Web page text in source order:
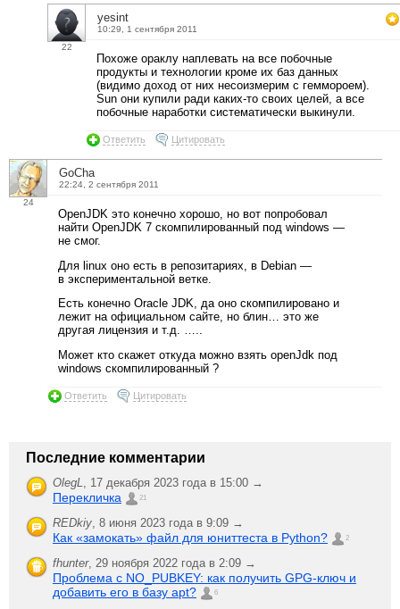
22
yesint
10:29, 1 сентября 2011
Похоже ораклу наплевать на все побочные
продукты и технологии кроме их баз данных
(видимо доход от них несоизмерим с геммороем).
Sun они купили ради каких-то своих целей, а все
побочные наработки систематически выкинули.
Ответить Цитировать
24
GoCha
22:24, 2 сентября 2011
OpenJDK это конечно хорошо, но вот попробовал
найти OpenJDK 7 скомпилированный под windows —
не смог.
Для linux оно есть в репозитариях, в Debian —
в экспериментальной ветке.
Есть конечно Oracle JDK, да оно скомпилировано и
лежит на официальном сайте, но блин… это же
другая лицензия и т.д. …..
Может кто скажет откуда можно взять openJdk под
windows скомпилированный ?
Ответить Цитировать
Последние комментарии
OlegL 17 декабря 2023 года в 15:00 →
Перекличка 21
REDkiy 8 июня 2023 года в 9:09 →
Как «замокать» файл для юниттеста в Python? 2
fhunter, 29 ноября 2022 года в 2:09 →
Проблема с NO_PUBKEY: как получить GPG-ключ и
добавить его в базу apt?
6